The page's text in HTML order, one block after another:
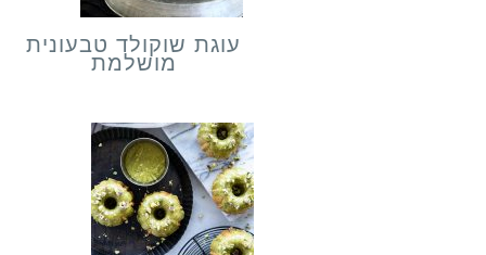
עוגת שוקולד טבעונית
מושלמת